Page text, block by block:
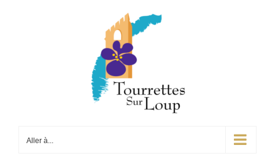
Aller à...